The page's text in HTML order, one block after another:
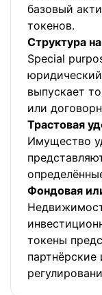
базовый
токенов.
Структура
Special
выпускает
или
Трастовая
Имущество
Фондовая
токены